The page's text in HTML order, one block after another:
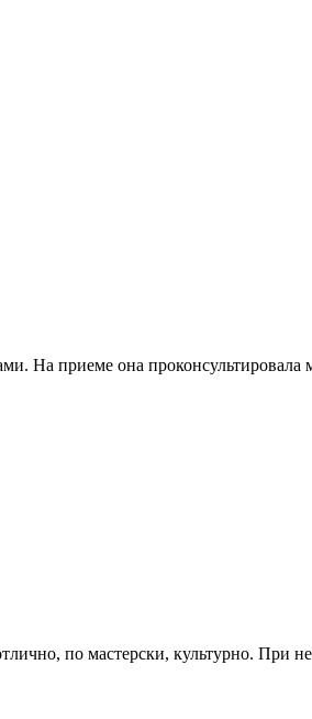
На приеме она
по мастерски, культурно. При